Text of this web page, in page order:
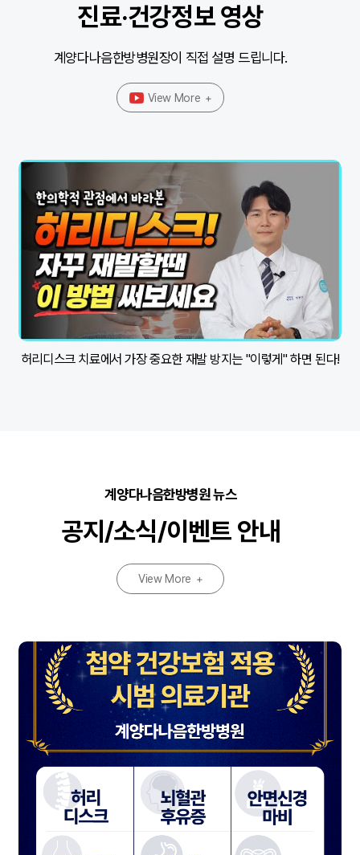
진료·건강정보 영상
계양다나음한방병원장이 직접 설명 드립니다.
View More +
허리디스크 치료에서 가장 중요한 재발 방지는 "이렇게" 하면 된다!
계양다나음한방병원 뉴스
공지/소식/이벤트 안내
View More +